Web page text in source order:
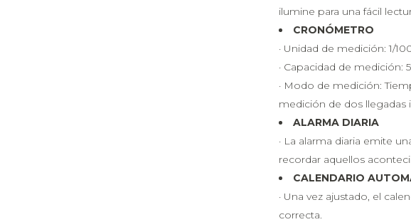
ilumine para una fácil
CRONÓMETRO
· Unidad de medición: 1/
· Capacidad de medición:
· Modo de medición:
medición de dos llegadas
ALARMA DIARIA
· La alarma diaria emite
recordar aquellos
CALENDARIO
· Una vez ajustado, el
correcta.